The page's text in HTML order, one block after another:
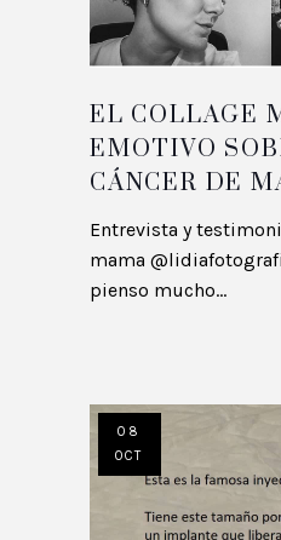
EL COLLAGE
EMOTIVO
CÁNCER DE
Entrevista y
mama
pienso mucho...
08
OCT